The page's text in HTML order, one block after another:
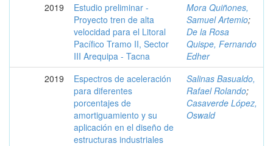
2019
Estudio preliminar -
Proyecto tren de alta
velocidad para el Litoral
Pacífico Tramo II, Sector
III Arequipa - Tacna
Mora Quiñones,
Samuel Artemio;
De la Rosa
Quispe, Fernando
Edher
2019
Espectros de aceleración
para diferentes
porcentajes de
amortiguamiento y su
aplicación en el diseño de
estructuras industriales
Salinas Basualdo,
Rafael Rolando;
Casaverde López,
Oswald